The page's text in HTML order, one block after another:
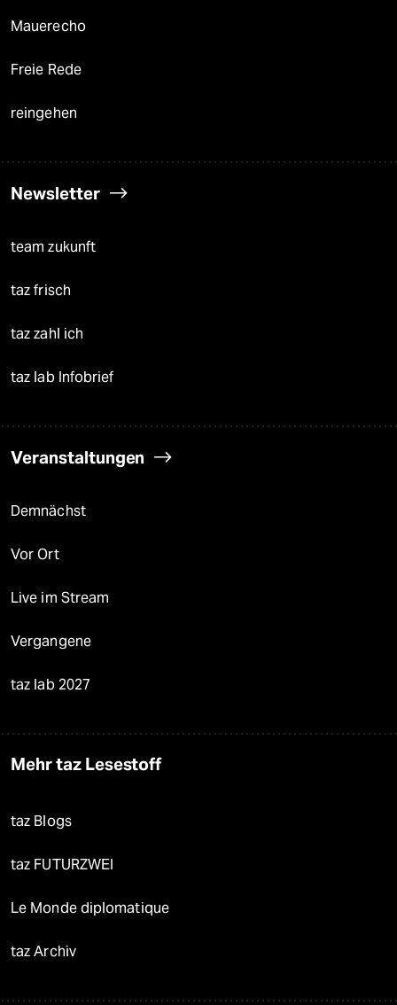
Mauerecho
Freie Rede
reingehen
Newsletter
team zukunft
taz frisch
taz zahl ich
taz lab Infobrief
Veranstaltungen
Demnächst
Vor Ort
Live im Stream
Vergangene
taz lab 2027
Mehr taz Lesestoff
taz Blogs
taz FUTURZWEI
Le Monde diplomatique
taz Archiv